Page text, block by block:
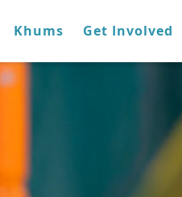
Khums Get Involved